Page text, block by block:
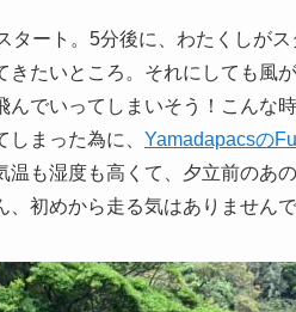
タート。5分後に、わたくしが
きたいところ。それにしても風
んでいってしまいそう！こんな
まった為に、 Yamadapacsの
温も湿度も高くて、夕立前のあ
初めから走る気はありませんで